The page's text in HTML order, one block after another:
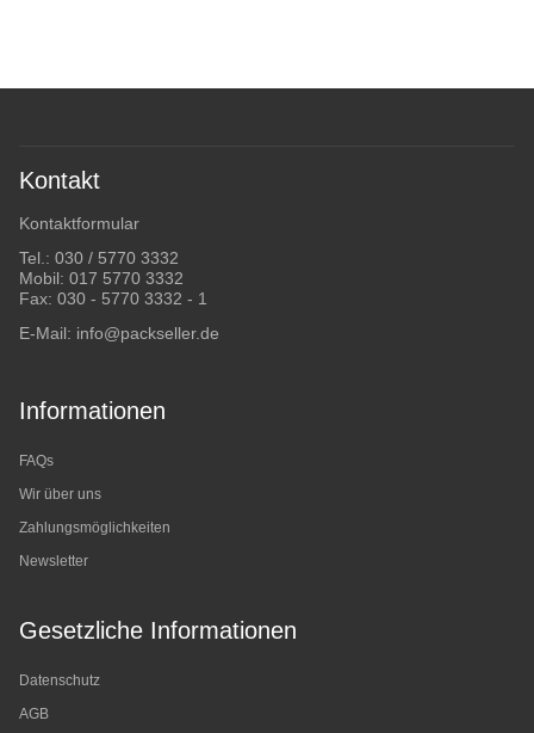
Kontakt
Kontaktformular
Tel.: 030 / 5770 3332
Mobil: 017 5770 3332
Fax: 030 - 5770 3332 - 1
E-Mail: info@packseller.de
Informationen
FAQs
Wir über uns
Zahlungsmöglichkeiten
Newsletter
Gesetzliche Informationen
Datenschutz
AGB